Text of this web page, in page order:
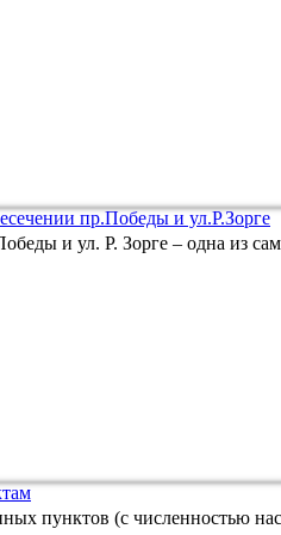
пр.Победы и ул.Р.Зорге
и ул. Р. Зорге – одна из
пунктов (с численностью